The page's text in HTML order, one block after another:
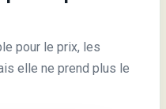
pour le prix, les
elle ne prend plus le